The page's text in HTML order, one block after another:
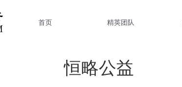
首页 精英团队
恒略公益